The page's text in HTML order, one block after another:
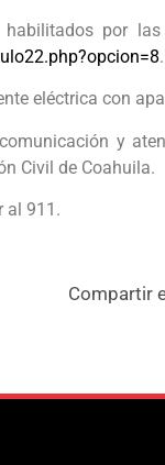
por
.
eléctrica con
y
Civil de Coahuila.
al 911.
Compartir